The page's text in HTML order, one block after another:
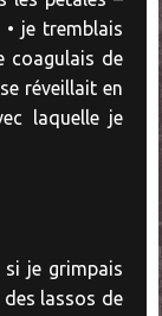
je tremblais
coagulais de
réveillait en
laquelle je
je grimpais
lassos de